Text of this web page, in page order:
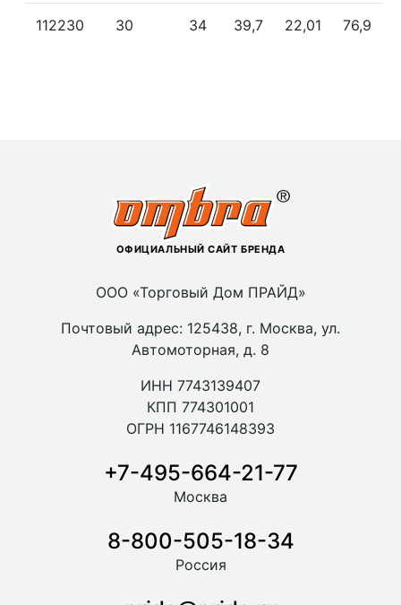
112230 30 34 39,7 22,01 76,9
ОФИЦИАЛЬНЫЙ САЙТ БРЕНДА
ООО «Торговый Дом ПРАЙД»
Почтовый адрес: 125438, г. Москва, ул.
Автомоторная, д. 8
ИНН 7743139407
КПП 774301001
ОГРН 1167746148393
+7-495-664-21-77
Москва
8-800-505-18-34
Россия